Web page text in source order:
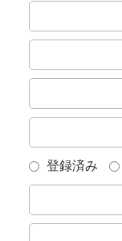
登録済み